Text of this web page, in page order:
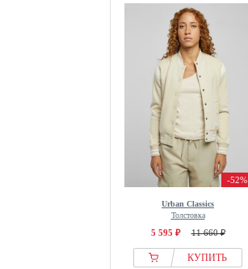
-52%
Urban Classics
Толстовка
5 595 ₽ 11 660 ₽
КУПИТЬ